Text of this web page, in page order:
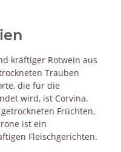
kräftiger Rotwein aus
Trauben
die für die
wird, ist Corvina.
Früchten,
ist ein
Fleischgerichten.